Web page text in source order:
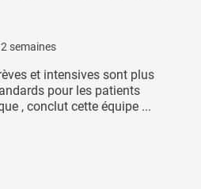
semaines
et intensives sont plus
pour les patients
, conclut cette équipe ...